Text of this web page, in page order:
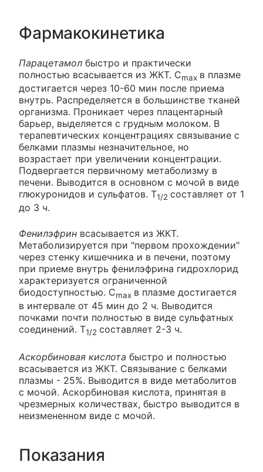
Фармакокинетика
Парацетамол быстро и практически
полностью всасывается из ЖКТ. Cmax в плазме
достигается через 10-60 мин после приема
внутрь. Распределяется в большинстве тканей
организма. Проникает через плацентарный
барьер, выделяется с грудным молоком. В
терапевтических концентрациях связывание с
белками плазмы незначительное, но
возрастает при увеличении концентрации.
Подвергается первичному метаболизму в
печени. Выводится в основном с мочой в виде
глюкуронидов и сульфатов. T1/2 составляет от 1
до 3 ч.
Фенилэфрин всасывается из ЖКТ.
Метаболизируется при "первом прохождении"
через стенку кишечника и в печени, поэтому
при приеме внутрь фенилэфрина гидрохлорид
характеризуется ограниченной
биодоступностью. Cmax в плазме достигается
в интервале от 45 мин до 2 ч. Выводится
почками почти полностью в виде сульфатных
соединений. T1/2 составляет 2-3 ч.
Аскорбиновая кислота быстро и полностью
всасывается из ЖКТ. Связывание с белками
плазмы - 25%. Выводится в виде метаболитов
с мочой. Аскорбиновая кислота, принятая в
чрезмерных количествах, быстро выводится в
неизмененном виде с мочой.
Показания